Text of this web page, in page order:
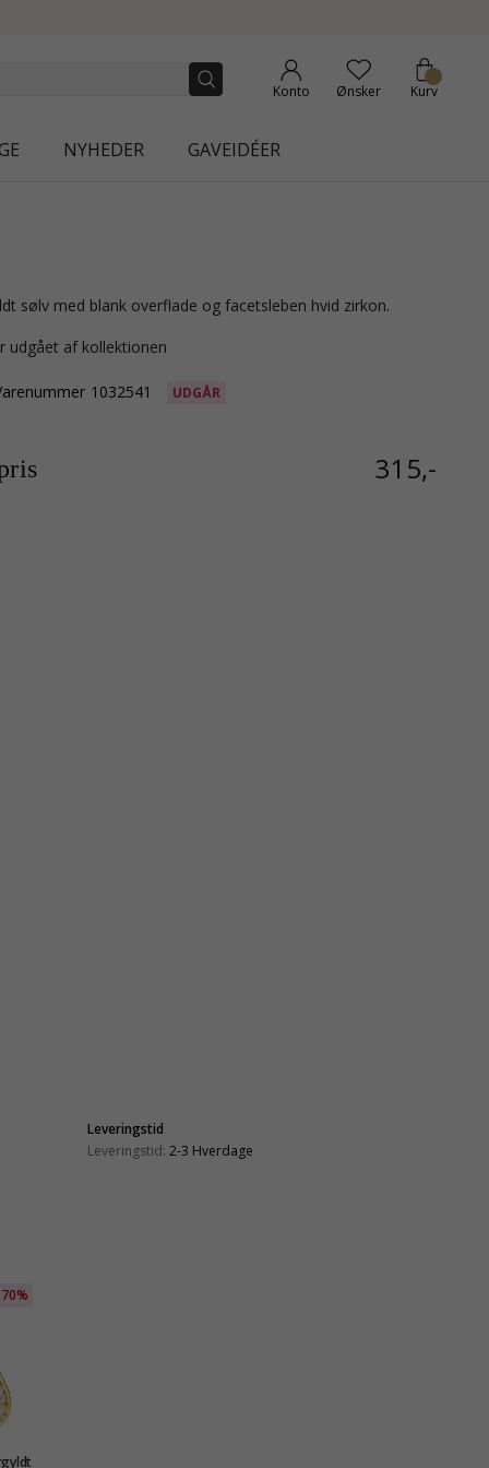
Konto Ønsker Kurv
NYHEDER GAVEIDÉER
sølv med blank overflade og facetsleben hvid zirkon.
udgået af kollektionen
1032541 UDGÅR
315,-
Leveringstid
Leveringstid: 2-3 Hverdage
70%